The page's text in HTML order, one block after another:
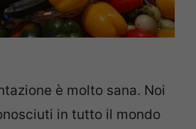
è molto sana. Noi
in tutto il mondo